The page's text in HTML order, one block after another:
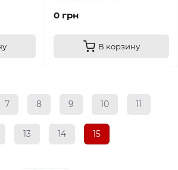
0 грн
В корзину
7 8 9 10 11
13 14 15